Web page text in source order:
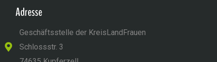
Adresse
Geschäftsstelle der KreisLandFrauen
Schlossstr. 3